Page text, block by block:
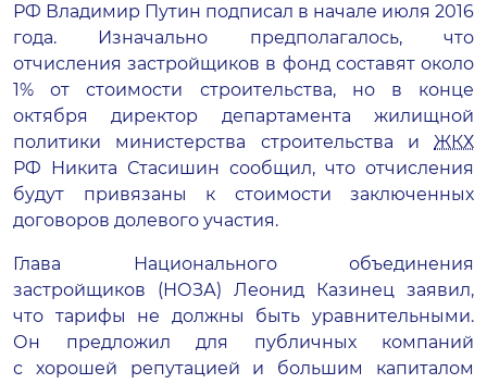
РФ Владимир Путин подписал в начале июля 2016
года. Изначально предполагалось, что
отчисления застройщиков в фонд составят около
1% от стоимости строительства, но в конце
октября директор департамента жилищной
политики министерства строительства и ЖКХ
РФ Никита Стасишин сообщил, что отчисления
будут привязаны к стоимости заключенных
договоров долевого участия.
Глава Национального объединения
застройщиков (НОЗА) Леонид Казинец заявил,
что тарифы не должны быть уравнительными.
Он предложил для публичных компаний
с хорошей репутацией и большим капиталом